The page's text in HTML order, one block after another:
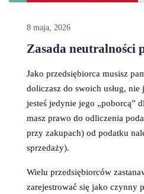
8 maja, 2026
Zasada neutralności
Jako przedsiębiorca musisz
doliczasz do swoich usług,
jesteś jedynie jego „poborcą”
masz prawo do odliczenia
przy zakupach) od podatku
sprzedaży).
Wielu przedsiębiorców
zarejestrować się jako czynny